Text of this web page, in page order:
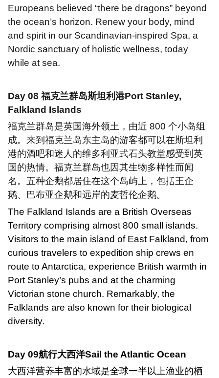
Europeans believed “there be dragons” beyond
the ocean’s horizon. Renew your body, mind
and spirit in our Scandinavian-inspired Spa, a
Nordic sanctuary of holistic wellness, today
while at sea.
Day 08福克兰群岛斯坦利港Port Stanley,
Falkland Islands
福克兰群岛是英国海外领土，由近 800 个小岛组
成。来到福克兰岛东主岛的游客都可以在斯坦利
港的酒吧和迷人的维多利亚式石头教堂感受到英
国的热情。福克兰群岛也因其生物多样性而闻
名。五种企鹅都居住在这个岛屿上，包括王企
鹅、巴布亚企鹅和远岸的麦哲伦企鹅。
The Falkland Islands are a British Overseas
Territory comprising almost 800 small islands.
Visitors to the main island of East Falkland, from
curious travelers to expedition ship crews en
route to Antarctica, experience British warmth in
Port Stanley’s pubs and at the charming
Victorian stone church. Remarkably, the
Falklands are also known for their biological
diversity.
Day 09航行大西洋Sail the Atlantic Ocean
大西洋营养丰富的水域是全球一半以上渔业的栖